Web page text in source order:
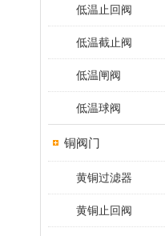
低温止回阀
低温截止阀
低温闸阀
低温球阀
铜阀门
黄铜过滤器
黄铜止回阀